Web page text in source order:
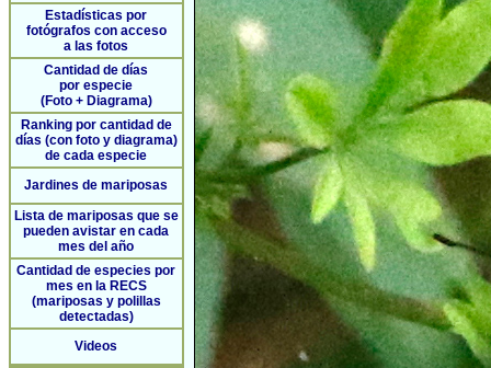
Estadísticas por
fotógrafos con acceso
a las fotos
Cantidad de días
por especie
(Foto + Diagrama)
Ranking por cantidad de
días (con foto y diagrama)
de cada especie
Jardines de mariposas
Lista de mariposas que se
pueden avistar en cada
mes del año
Cantidad de especies por
mes en la RECS
(mariposas y polillas
detectadas)
Videos